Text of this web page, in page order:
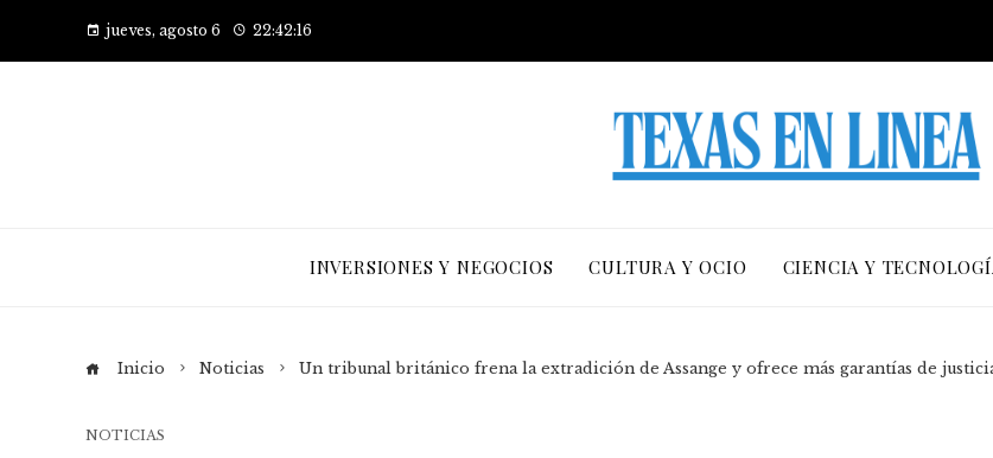
jueves, agosto 6 22:42:16
INVERSIONES Y NEGOCIOS CULTURA Y OCIO CIENCIA Y
Inicio Noticias Un tribunal británico frena la extradición de Assange y ofrece más garantías de
NOTICIAS